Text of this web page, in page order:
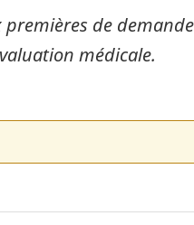
de
médicale.